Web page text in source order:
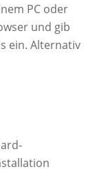
PC oder
und gib
ein. Alternativ